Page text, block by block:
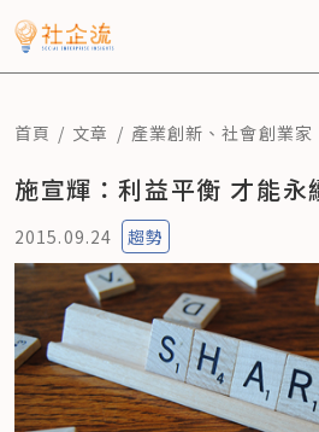
首頁 文章 產業創新 、社會創業家
施宣輝：利益平衡 才能永
2015.09.24 趨勢